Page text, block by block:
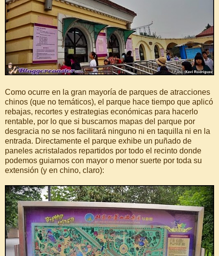
Como ocurre en la gran mayoría de parques de atracciones
chinos (que no temáticos), el parque hace tiempo que aplicó
rebajas, recortes y estrategias económicas para hacerlo
rentable, por lo que si buscamos mapas del parque por
desgracia no se nos facilitará ninguno ni en taquilla ni en la
entrada. Directamente el parque exhibe un puñado de
paneles acristalados repartidos por todo el recinto donde
podemos guiarnos con mayor o menor suerte por toda su
extensión (y en chino, claro):